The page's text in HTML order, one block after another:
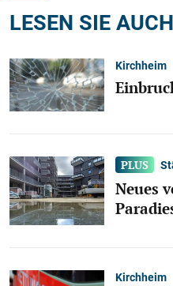
LESEN SIE AUCH
Kirchheim
Neues
Kirchheim